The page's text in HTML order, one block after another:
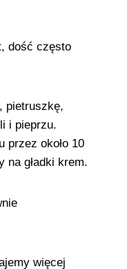
dość często
pietruszkę,
i pieprzu.
przez około 10
na gładki krem.
więcej